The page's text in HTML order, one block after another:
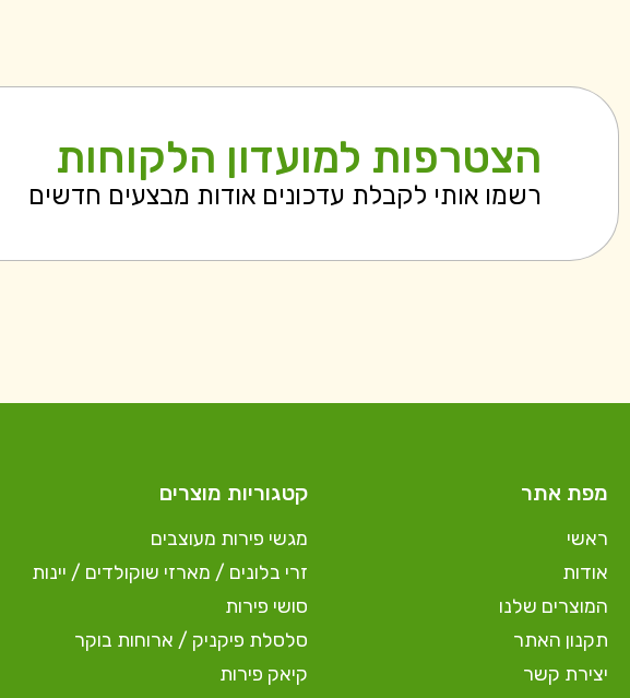
הצטרפות למועדון הלקוחות
רשמו אותי לקבלת עדכונים אודות מבצעים חדשים
מפת אתר
ראשי
אודות
המוצרים שלנו
תקנון האתר
יצירת קשר
קטגוריות מוצרים
מגשי פירות מעוצבים
זרי בלונים / מארזי שוקולדים / יינות
סושי פירות
סלסלת פיקניק / ארוחות בוקר
קיאק פירות